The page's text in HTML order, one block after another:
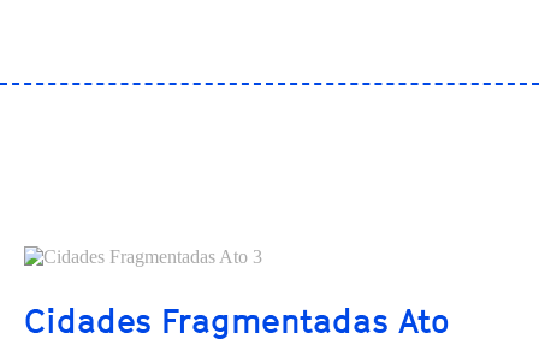
Cidades Fragmentadas Ato